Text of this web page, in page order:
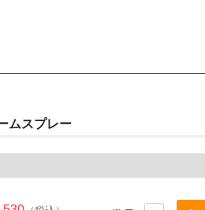
ムスプレー